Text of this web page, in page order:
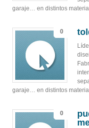
garaje… en distintos
0
garaje… en distintos
0